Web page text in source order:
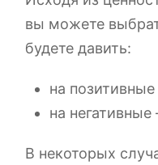
вы можете
будете давить:
на
на
В некоторых